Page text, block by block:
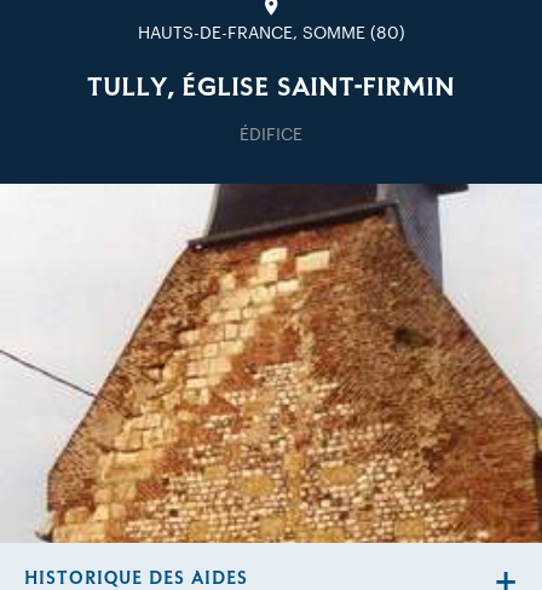
HAUTS-DE-FRANCE, SOMME (80)
TULLY, ÉGLISE SAINT-FIRMIN
ÉDIFICE
HISTORIQUE DES AIDES